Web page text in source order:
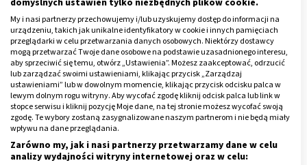
Prawidłowo przygotowany ryż basmati będzie zawsze
sypki, aromatyczny i smaczny.
ODŻYWIANIE
Ryż do risotto – jak ugotować i gdzie
kupić?
Przeczytaj
My i nasi partnerzy przechowujemy i/lub uzyskujemy dostęp do informacji na
urządzeniu, takich jak unikalne identyfikatory w cookie i innych pamięciach
przeglądarki w celu przetwarzania danych osobowych. Niektórzy dostawcy
mogą przetwarzać Twoje dane osobowe na podstawie uzasadnionego interesu,
aby sprzeciwić się temu, otwórz „Ustawienia”. Możesz zaakceptować, odrzucić
lub zarządzać swoimi ustawieniami, klikając przycisk „Zarządzaj
ustawieniami” lub w dowolnym momencie, klikając przycisk odcisku palca w
lewym dolnym rogu witryny. Aby wycofać zgodę kliknij odcisk palca lub link w
stopce serwisu i kliknij pozycję Moje dane, na tej stronie możesz wycofać swoją
zgodę. Te wybory zostaną zasygnalizowane naszym partnerom i nie będą miały
wpływu na dane przeglądania.
Zarówno my, jak i nasi partnerzy przetwarzamy dane w celu
analizy wydajności witryny internetowej oraz w celu: